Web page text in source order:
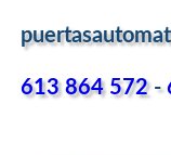
613 864 572-